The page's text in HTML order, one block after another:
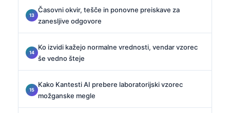
Časovni okvir, tešče in ponovne preiskave za
zanesljive odgovore
Ko izvidi kažejo normalne vrednosti, vendar vzorec
še vedno šteje
Kako Kantesti AI prebere laboratorijski vzorec
možganske megle